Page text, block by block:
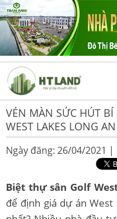
VÉN MÀN SỨC HÚT
WEST LAKES LONG AN
Ngày đăng: 26/04/2021 |
Biệt thự sân Golf
để định giá dự án